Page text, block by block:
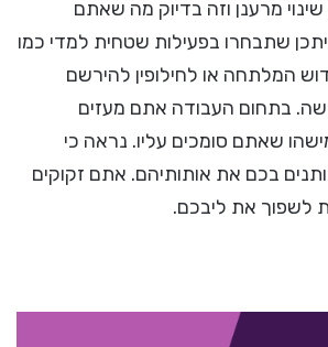
מרענן וזה בדיוק מה שאתם
שתבחרו בפעילות שטחית למדי כמו
המלתחה או לחילופין להירשם
בתחום העבודה אתם מעזים
שאתם סומכים עליו. נראה כי
בכם את אותותיהם. אתם זקוקים
לשפוך את ליבכם.